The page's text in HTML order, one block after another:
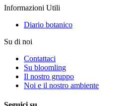
Informazioni Utili
Diario botanico
Su di noi
Contattaci
Su bloomling
Il nostro gruppo
Noi e il nostro ambiente